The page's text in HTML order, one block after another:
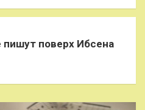
поверх Ибсена